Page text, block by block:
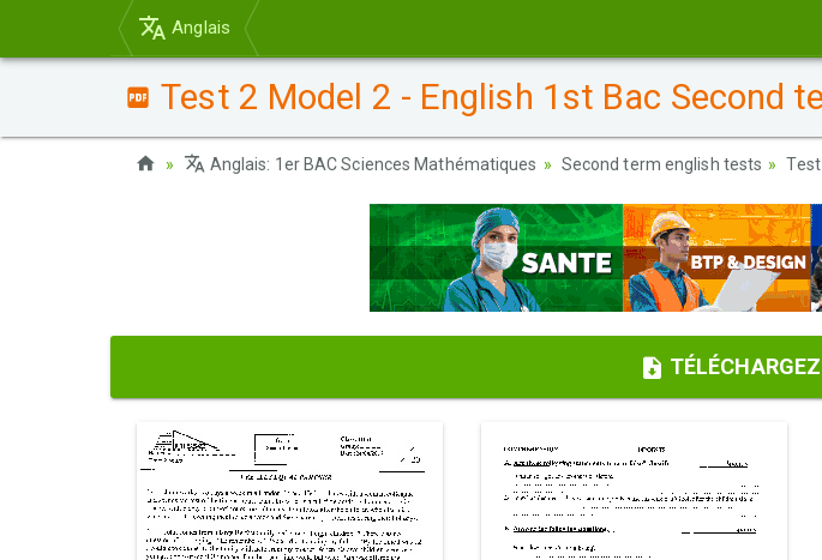
Anglais
Test 2 Model 2 - English 1st Bac Second
Anglais: 1er BAC Sciences Mathématiques Second term english tests